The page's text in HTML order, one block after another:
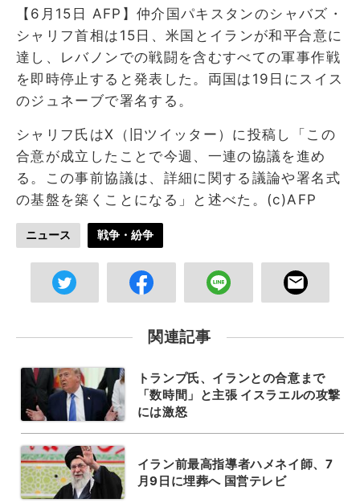
【6月15日 AFP】仲介国パキスタンのシャバズ・
シャリフ首相は15日、米国とイランが和平合意に
達し、レバノンでの戦闘を含むすべての軍事作戦
を即時停止すると発表した。両国は19日にスイス
のジュネーブで署名する。
シャリフ氏はX（旧ツイッター）に投稿し「この
合意が成立したことで今週、一連の協議を進め
る。この事前協議は、詳細に関する議論や署名式
の基盤を築くことになる」と述べた。(c)AFP
ニュース 戦争・紛争
関連記事
トランプ氏、イランとの合意まで
「数時間」と主張 イスラエルの攻撃
には激怒
イラン前最高指導者ハメネイ師、7
月9日に埋葬へ 国営テレビ